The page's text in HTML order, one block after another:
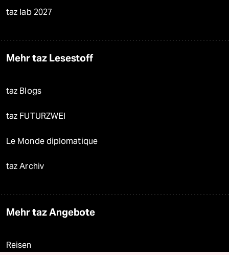
taz lab 2027
Mehr taz Lesestoff
taz Blogs
taz FUTURZWEI
Le Monde diplomatique
taz Archiv
Mehr taz Angebote
Reisen